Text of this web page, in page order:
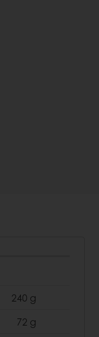
240 g
72 g